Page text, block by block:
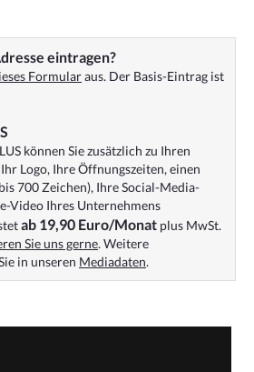
eintragen?
Formularaus. Der Basis-Eintrag ist
können Sie zusätzlich zu Ihren
Logo, Ihre Öffnungszeiten, einen
700 Zeichen), Ihre Social-Media-
Video Ihres Unternehmens
ab 19,90 Euro/Monat plus MwSt.
Sie uns gerne. Weitere
in unseren Mediadaten.